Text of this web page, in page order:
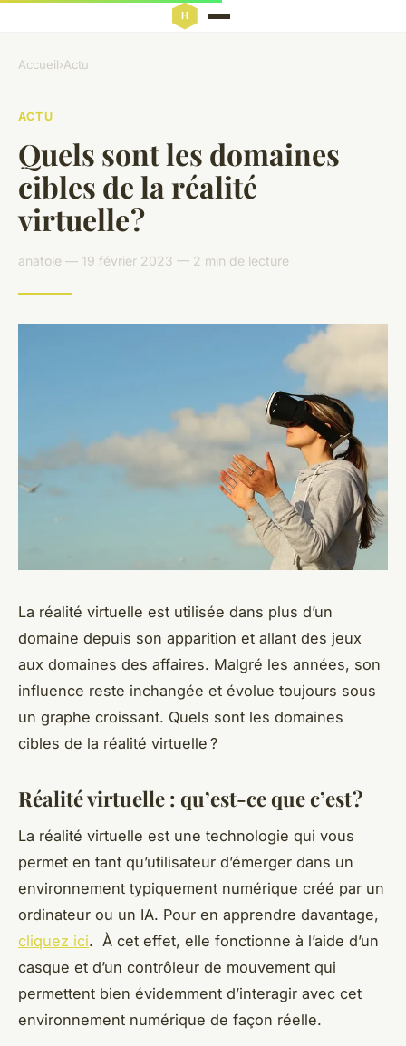
Accueil›Actu
ACTU
Quels sont les domaines
cibles de la réalité
virtuelle ?
anatole — 19 février 2023 — 2 min de lecture
La réalité virtuelle est utilisée dans plus d’un
domaine depuis son apparition et allant des jeux
aux domaines des affaires. Malgré les années, son
influence reste inchangée et évolue toujours sous
un graphe croissant. Quels sont les domaines
cibles de la réalité virtuelle ?
Réalité virtuelle : qu’est-ce que c’est ?
La réalité virtuelle est une technologie qui vous
permet en tant qu’utilisateur d’émerger dans un
environnement typiquement numérique créé par un
ordinateur ou un IA. Pour en apprendre davantage,
cliquez ici. À cet effet, elle fonctionne à l’aide d’un
casque et d’un contrôleur de mouvement qui
permettent bien évidemment d’interagir avec cet
environnement numérique de façon réelle.